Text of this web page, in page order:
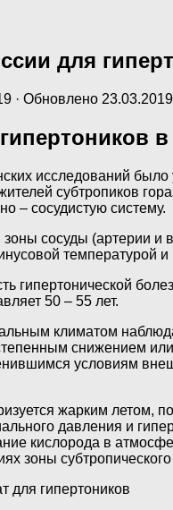
для
· Обновлено 23.03.2019
исследований
субтропиков
– сосудистую систему.
зоны сосуды (артерии
температурой
гипертонической
50 – 55 лет.
климатом
снижением
условиям
жарким
давления и
кислорода в
зоны
для гипертоников